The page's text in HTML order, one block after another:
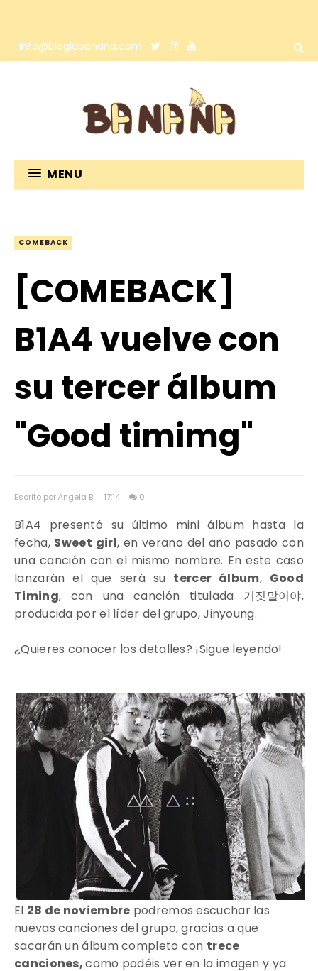
info@bloglabanana.com
MENU
COMEBACK
[COMEBACK]
B1A4 vuelve con
su tercer álbum
"Good timimg"
Escrito por Ángela B. 17:14 0
B1A4 presentó su último mini álbum hasta la
fecha, Sweet girl, en verano del año pasado con
una canción con el mismo nombre. En este caso
lanzarán el que será su tercer álbum, Good
Timing, con una canción titulada 거짓말이야,
producida por el líder del grupo, Jinyoung.
¿Quieres conocer los detalles? ¡Sigue leyendo!
El 28 de noviembre podremos escuchar las
nuevas canciones del grupo, gracias a que
sacarán un álbum completo con trece
canciones,como podéis ver en la imagen y ya